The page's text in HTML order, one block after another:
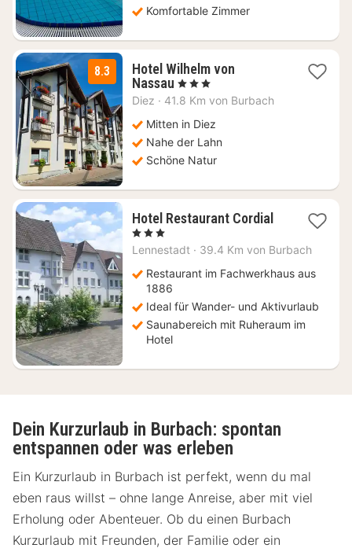
Komfortable Zimmer
8.3
Hotel Wilhelm von
Nassau 1
Nacht
125
€
, 3 Sterne
Diez · 41.8 Km von Burbach
Mitten in Diez
Nahe der Lahn
Schöne Natur
Hotel Restaurant Cordial1
ab
€
, 3 Sterne
Lennestadt · 39.4 Km von Burbach
Restaurant im Fachwerkhaus aus
1886
Ideal für Wander- und Aktivurlaub
Saunabereich mit Ruheraum im
Hotel
Dein Kurzurlaub in Burbach: spontan
entspannen oder was erleben
Ein Kurzurlaub in Burbach ist perfekt, wenn du mal
eben raus willst – ohne lange Anreise, aber mit viel
Erholung oder Abenteuer. Ob du einen Burbach
Kurzurlaub mit Freunden, der Familie oder ein